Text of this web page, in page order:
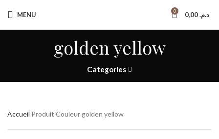
MENU 0 د.م.
golden yellow
Categories
Accueil Produit Couleur golden yellow
Livraison gratuite